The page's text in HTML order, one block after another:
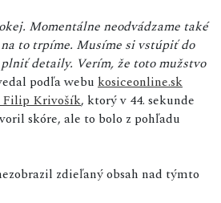
Momentálne neodvádzame také
to trpíme. Musíme si vstúpiť do
detaily. Verím, že toto mužstvo
podľa webu kosiceonline.sk
Filip Krivošík, ktorý v 44. sekunde
skóre, ale to bolo z pohľadu
zdieľaný obsah nad týmto